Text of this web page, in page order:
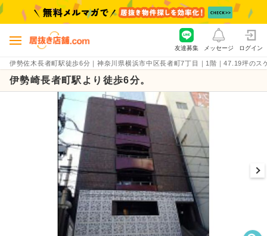
伊勢佐木長者町駅徒歩6分｜神奈川県横浜市中区長者町7丁目｜1階｜47.19坪の
友達募集 メッセージ ログイン
伊勢崎長者町駅より徒歩6分。